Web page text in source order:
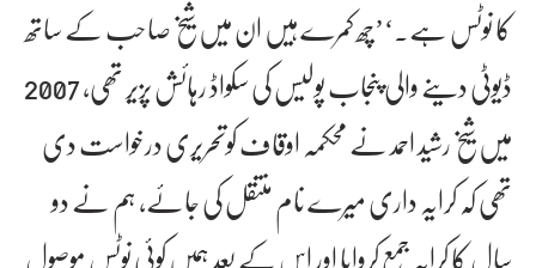
کا نوٹس ہے۔‘’چھ کمرے ہیں ان میں شیخ صاحب کے ساتھ
ڈیوٹی دینے والی پنجاب پولیس کی سکواڈ رہائش پزیر تھی، 2007
میں شیخ رشید احمد نے محکمہ اوقاف کوتحریری درخواست دی
تھی کہ کرایہ داری میرے نام منتقل کی جائے، ہم نے دو